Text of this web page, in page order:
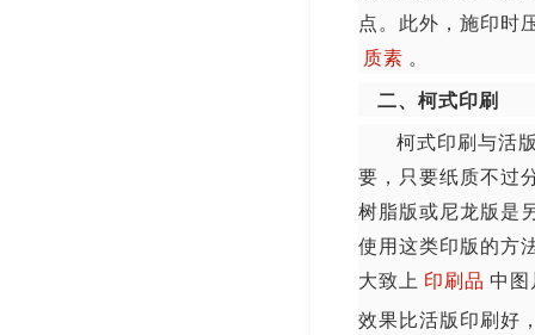
点。此外，施印时
质素 。
二、柯式印刷
柯式印刷与活
要，只要纸质不过
树脂版或尼龙版是
使用这类印版的方
大致上 印刷品 中图
效果比活版印刷好